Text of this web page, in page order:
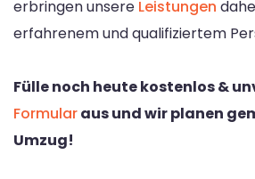
erbringen unsere Leistungen
erfahrenem und qualifiziertem
Fülle noch heute kostenlos &
Formularaus und wir planen
Umzug!